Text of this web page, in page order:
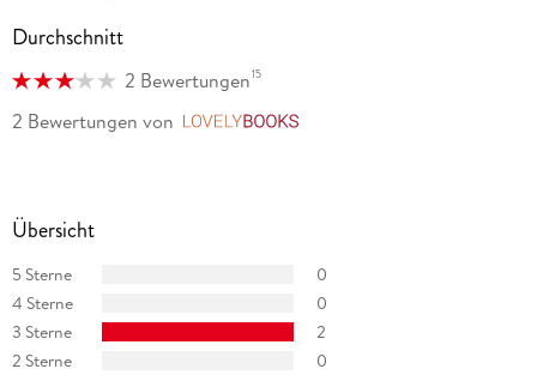
Durchschnitt
2 Bewertungen15
2 Bewertungen von
Übersicht
5 Sterne
0
4 Sterne
0
3 Sterne
2
2 Sterne
0